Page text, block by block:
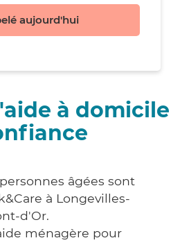
aujourd'hui
à domicile
âgées sont
à Longevilles-
d'Or.
ménagère pour